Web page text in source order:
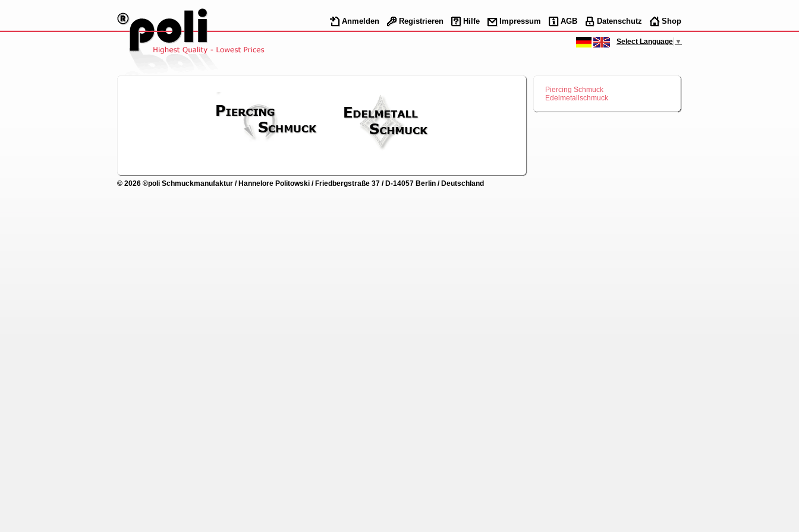
Anmelden Registrieren Hilfe Impressum AGB Datenschutz Shop
Select Language ▼
Piercing Schmuck
Edelmetallschmuck
© 2026 ®poli Schmuckmanufaktur / Hannelore Politowski / Friedbergstraße 37 / D-14057 Berlin / Deutschland